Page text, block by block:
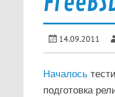
14.09.2011
Началось
подготовка